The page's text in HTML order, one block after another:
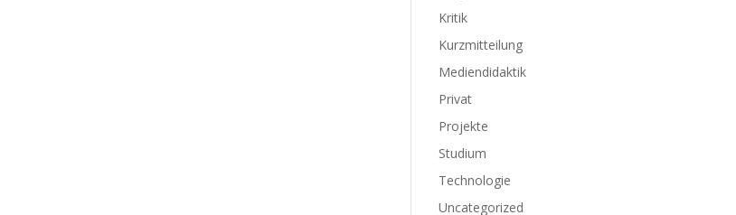
Kritik
Kurzmitteilung
Mediendidaktik
Privat
Projekte
Studium
Technologie
Uncategorized